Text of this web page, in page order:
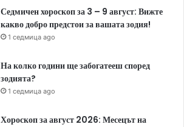
Седмичен хороскоп за 3 – 9 август: Вижте
какво добро предстои за вашата зодия!
1 седмица ago
На колко години ще забогатееш според
зодията?
1 седмица ago
Хороскоп за август 2026: Месецът на